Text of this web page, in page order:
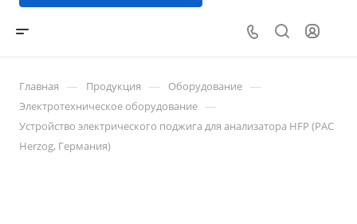
Главная — Продукция — Оборудование —
Электротехническое оборудование —
Устройство электрического поджига для анализатора HFP (PAC
Herzog, Германия)